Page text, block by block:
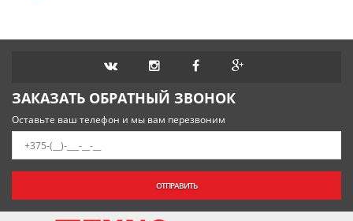
ЗАКАЗАТЬ ОБРАТНЫЙ ЗВОНОК
Оставьте ваш телефон и мы вам перезвоним
ОТПРАВИТЬ